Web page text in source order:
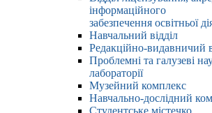
інформаційного
забезпечення освітньої
Навчальний відділ
Редакційно-видавничий
Проблемні та галузеві
лабораторії
Музейний комплекс
Навчально-дослідний
Студентське містечко